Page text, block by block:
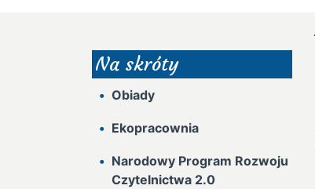
Na skróty
Obiady
Ekopracownia
Narodowy Program Rozwoju
Czytelnictwa 2.0